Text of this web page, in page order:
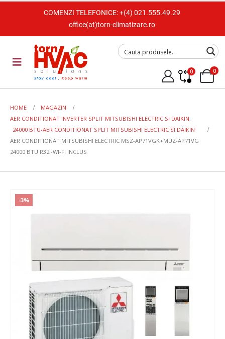
COMENZI TELEFONICE:+(4) 021.555.49.29
office(at)torn-climatizare.ro
0 0
HOME
MAGAZIN
AER CONDITIONAT INVERTER SPLIT MITSUBISHI ELECTRIC SI DAIKIN,
24000 BTU-AER CONDITIONAT SPLIT MITSUBISHI ELECTRIC SI DAIKIN
AER CONDITIONAT MITSUBISHI ELECTRIC MSZ-AP71VGK+MUZ-AP71VG
24000 BTU R32 -WI-FI INCLUS
-3%